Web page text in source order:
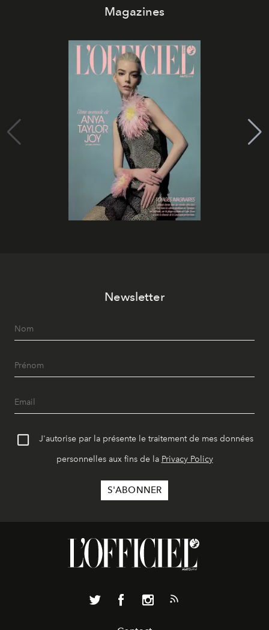
Magazines
Newsletter
J'autorise par la présente le traitement de mes données
personnelles aux fins de la Privacy Policy